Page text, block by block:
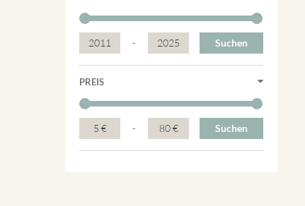
2011 - 2025 Suchen
PREIS
5 € - 80 € Suchen